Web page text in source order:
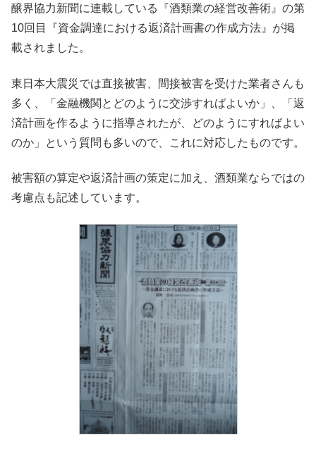
醸界協力新聞に連載している『酒類業の経営改善術』の第
10回目『資金調達における返済計画書の作成方法』が掲
載されました。
東日本大震災では直接被害、間接被害を受けた業者さんも
多く、「金融機関とどのように交渉すればよいか」、「返
済計画を作るように指導されたが、どのようにすればよい
のか」という質問も多いので、これに対応したものです。
被害額の算定や返済計画の策定に加え、酒類業ならではの
考慮点も記述しています。